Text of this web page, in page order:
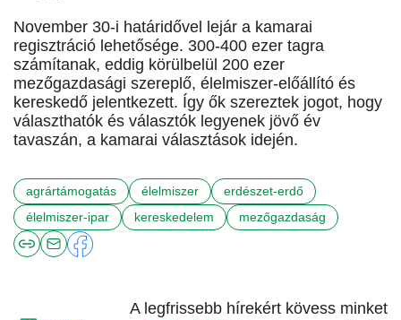
November 30-i határidővel lejár a kamarai
regisztráció lehetősége. 300-400 ezer tagra
számítanak, eddig körülbelül 200 ezer
mezőgazdasági szereplő, élelmiszer-előállító és
kereskedő jelentkezett. Így ők szereztek jogot, hogy
választhatók és választók legyenek jövő év
tavaszán, a kamarai választások idején.
agrártámogatás élelmiszer
erdészet-erdő
élelmiszer-ipar
kereskedelem mezőgazdaság
A legfrissebb hírekért kövess minket